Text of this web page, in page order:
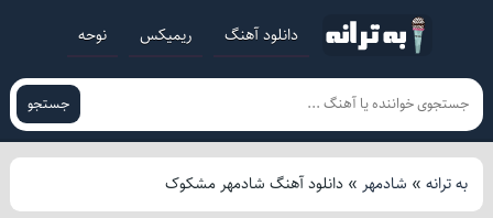
دانلود آهنگ ریمیکس نوحه
جستجو
به ترانه» شادمهر» دانلود آهنگ شادمهر مشکوک